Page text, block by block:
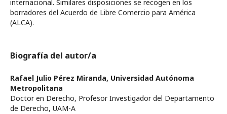
internacional. Similares disposiciones se recogen en los
borradores del Acuerdo de Libre Comercio para América
(ALCA).
Biografía del autor/a
Rafael Julio Pérez Miranda, Universidad Autónoma
Metropolitana
Doctor en Derecho, Profesor Investigador del Departamento
de Derecho, UAM-A